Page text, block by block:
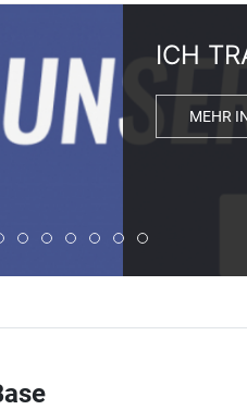
ICH
MEHR
MTV - UNSER ONLINE-
SPENDEN - JETZT
FIT DURCH DIE SOMMERFERIEN
SOMMER-WASSERKURSE
HOT! UNSER ZUMBA &
CROWDFUNDING-
DEIN GYM IST